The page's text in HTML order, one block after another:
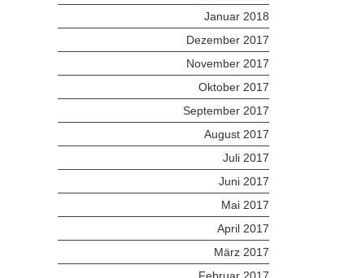
Januar 2018
Dezember 2017
November 2017
Oktober 2017
September 2017
August 2017
Juli 2017
Juni 2017
Mai 2017
April 2017
März 2017